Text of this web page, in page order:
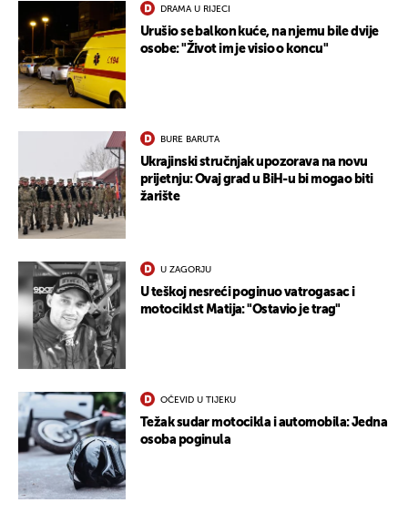
DRAMA U RIJECI
Urušio se balkon kuće, na njemu bile dvije
osobe: "Život im je visio o koncu"
BURE BARUTA
Ukrajinski stručnjak upozorava na novu
prijetnju: Ovaj grad u BiH-u bi mogao biti
žarište
U ZAGORJU
U teškoj nesreći poginuo vatrogasac i
motociklst Matija: "Ostavio je trag"
OČEVID U TIJEKU
Težak sudar motocikla i automobila: Jedna
osoba poginula